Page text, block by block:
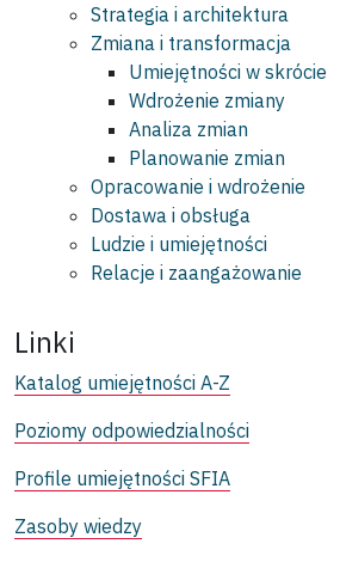
Strategia i architektura
Zmiana i transformacja
Umiejętności w skrócie
Wdrożenie zmiany
Analiza zmian
Planowanie zmian
Opracowanie i wdrożenie
Dostawa i obsługa
Ludzie i umiejętności
Relacje i zaangażowanie
Linki
Katalog umiejętności A-Z
Poziomy odpowiedzialności
Profile umiejętności SFIA
Zasoby wiedzy